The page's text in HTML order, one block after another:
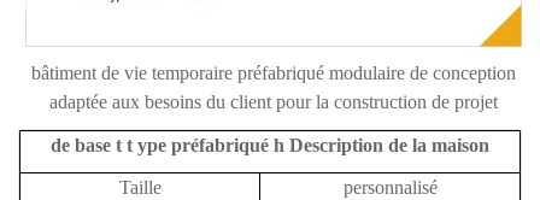
bâtiment de vie temporaire préfabriqué modulaire de conception
adaptée aux besoins du client pour la construction de projet
de base t t ype préfabriqué h Description de la maison
Taille personnalisé